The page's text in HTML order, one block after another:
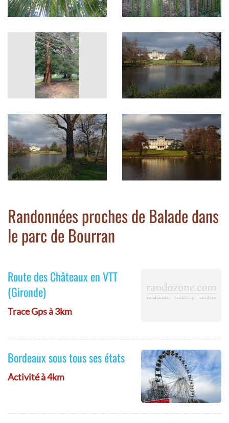
Randonnées proches de Balade dans
le parc de Bourran
Route des Châteaux en VTT
(Gironde)
Trace Gps à 3km
Bordeaux sous tous ses états
Activité à 4km